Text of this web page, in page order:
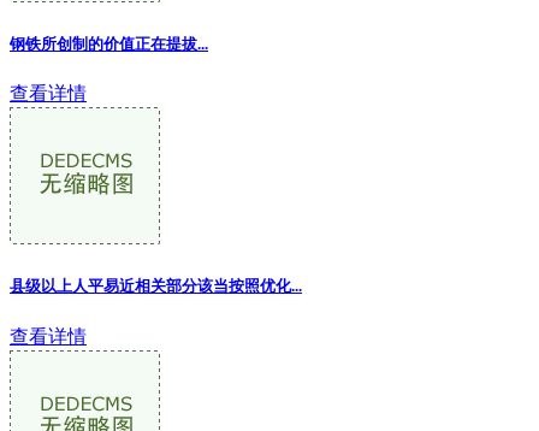
钢铁所创制的价值正在提拔...
查看详情
县级以上人平易近相关部分该当按照优化...
查看详情